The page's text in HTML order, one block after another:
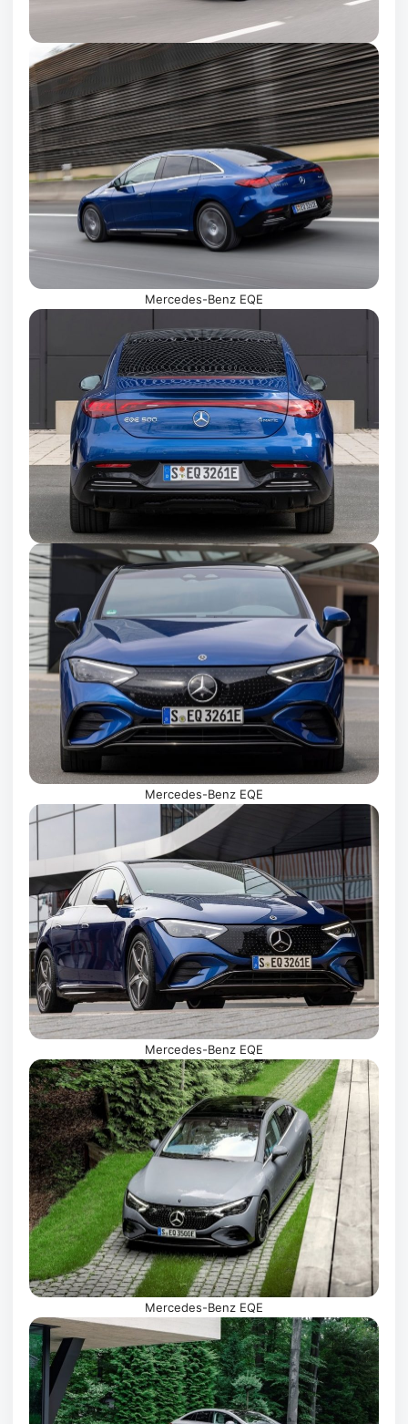
Mercedes-Benz EQE
Mercedes-Benz EQE
Mercedes-Benz EQE
Mercedes-Benz EQE